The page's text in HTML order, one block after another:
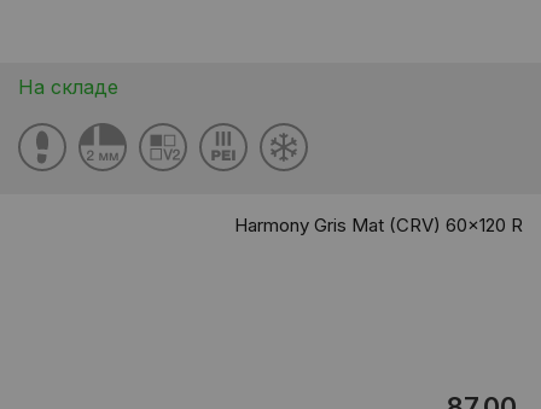
На складе
Harmony Gris Mat (CRV) 60x120 R